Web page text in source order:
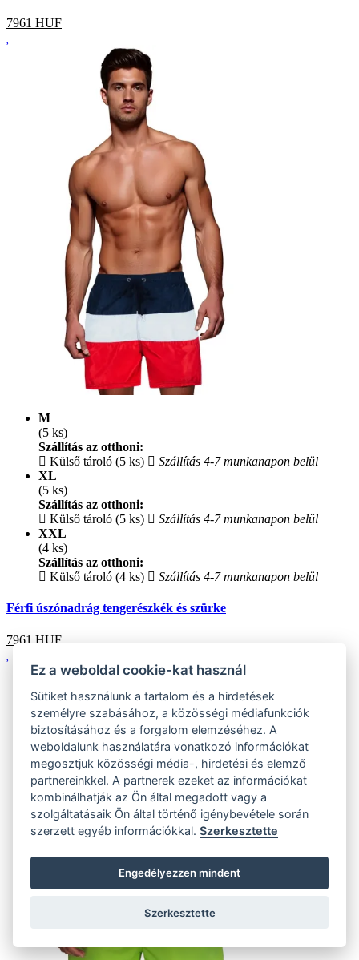
7961 HUF
M
(5 ks)
Szállítás az otthoni:
Külső tároló (5 ks)
Szállítás 4-7 munkanapon belül
XL
(5 ks)
Szállítás az otthoni:
Külső tároló (5 ks)
Szállítás 4-7 munkanapon belül
XXL
(4 ks)
Szállítás az otthoni:
Külső tároló (4 ks)
Szállítás 4-7 munkanapon belül
Férfi úszónadrág tengerészkék és szürke
7961 HUF
Ez a weboldal cookie-kat használ
Sütiket használunk a tartalom és a hirdetések
személyre szabásához, a közösségi médiafunkciók
biztosításához és a forgalom elemzéséhez. A
weboldalunk használatára vonatkozó információkat
megosztjuk közösségi média-, hirdetési és elemző
partnereinkkel. A partnerek ezeket az információkat
kombinálhatják az Ön által megadott vagy a
szolgáltatásaik Ön által történő igénybevétele során
szerzett egyéb információkkal.Szerkesztette
Engedélyezzen mindent
Szerkesztette